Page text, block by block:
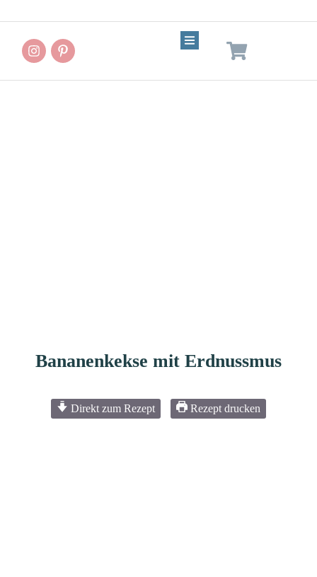
Bananenkekse mit Erdnussmus
Direkt zum Rezept Rezept drucken